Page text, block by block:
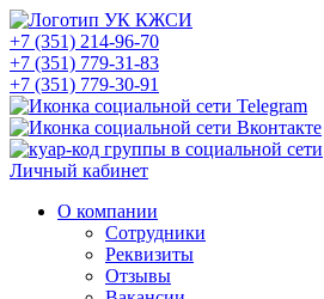
+7 (351) 214-96-70
+7 (351) 779-31-83
+7 (351) 779-30-91
Личный кабинет
О компании
Сотрудники
Реквизиты
Отзывы